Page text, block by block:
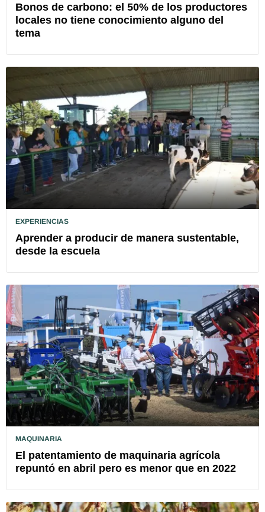
Bonos de carbono: el 50% de los productores
locales no tiene conocimiento alguno del
tema
EXPERIENCIAS
Aprender a producir de manera sustentable,
desde la escuela
MAQUINARIA
El patentamiento de maquinaria agrícola
repuntó en abril pero es menor que en 2022